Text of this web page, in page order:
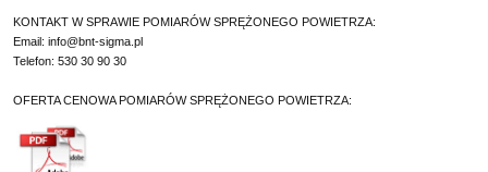
KONTAKT W SPRAWIE POMIARÓW SPRĘŻONEGO POWIETRZA:
Email: info@bnt-sigma.pl
Telefon: 530 30 90 30
OFERTA CENOWA POMIARÓW SPRĘŻONEGO POWIETRZA: